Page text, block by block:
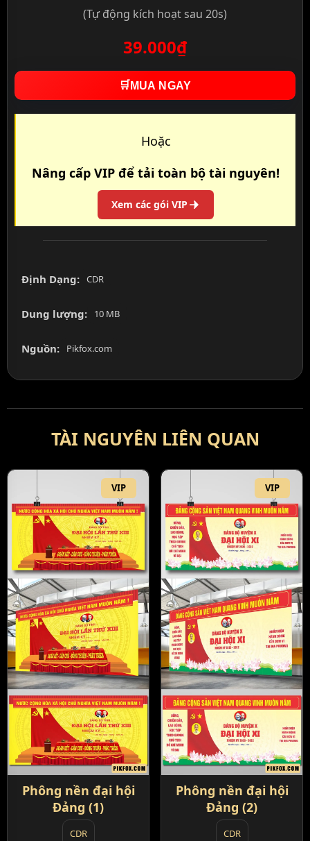
(Tự động kích hoạt sau 20s)
39.000₫
🛒 MUA NGAY
Hoặc
Nâng cấp VIP để tải toàn bộ tài nguyên!
Xem các gói VIP
Định Dạng: CDR
Dung lượng: 10 MB
Nguồn: Pikfox.com
TÀI NGUYÊN LIÊN QUAN
VIP
Phông nền đại hội
Đảng (1)
CDR
VIP
Phông nền đại hội
Đảng (2)
CDR